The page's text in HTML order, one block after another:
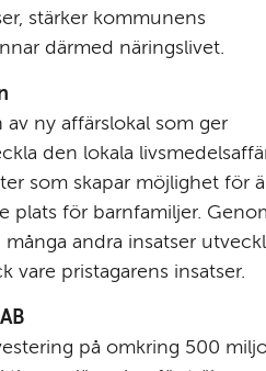
stärker kommunens
därmed näringslivet.
ny affärslokal som ger
den lokala
som skapar möjlighet för
plats för barnfamiljer.
andra insatser
vare pristagarens insatser.
på omkring 500